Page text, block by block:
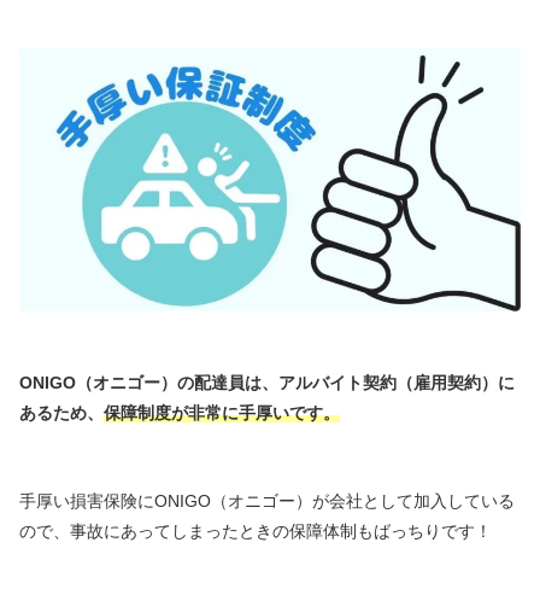
ONIGO（オニゴー）の配達員は、アルバイト契約（雇用契約）に
あるため、 保障制度が非常に手厚いです。
手厚い損害保険にONIGO（オニゴー）が会社として加入している
ので、事故にあってしまったときの保障体制もばっちりです！